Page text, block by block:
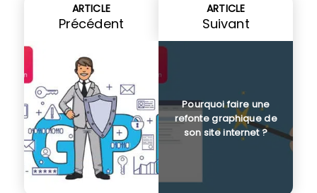
ARTICLE
Précédent
ARTICLE
Suivant
Pourquoi faire une
refonte graphique de
son site internet ?